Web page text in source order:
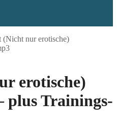
(Nicht nur erotische)
erotische)
plus Trainings-